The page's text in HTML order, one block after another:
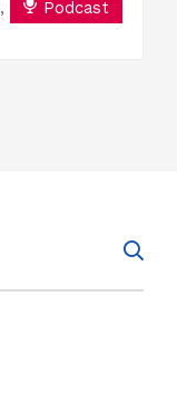
, Podcast